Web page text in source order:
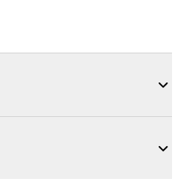

